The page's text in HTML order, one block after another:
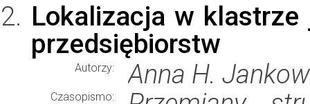
Lokalizacja w
przedsiębiorstw
Autorzy: Anna H.
Czasopismo: